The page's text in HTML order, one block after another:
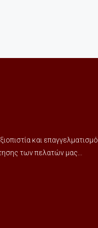
και επαγγελματισμό
των πελατών μας...